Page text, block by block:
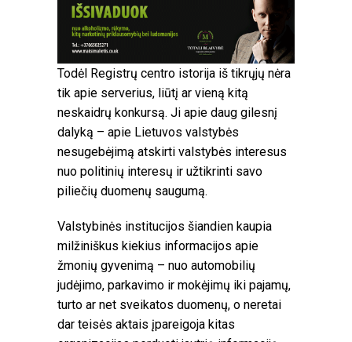
Todėl Registrų centro istorija iš tikrųjų nėra
tik apie serverius, liūtį ar vieną kitą
neskaidrų konkursą. Ji apie daug gilesnį
dalyką – apie Lietuvos valstybės
nesugebėjimą atskirti valstybės interesus
nuo politinių interesų ir užtikrinti savo
piliečių duomenų saugumą.
Valstybinės institucijos šiandien kaupia
milžiniškus kiekius informacijos apie
žmonių gyvenimą – nuo automobilių
judėjimo, parkavimo ir mokėjimų iki pajamų,
turto ar net sveikatos duomenų, o neretai
dar teisės aktais įpareigoja kitas